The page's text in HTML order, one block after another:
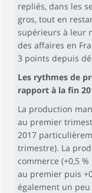
repliés, dans les
gros, tout en
supérieurs à leur
des affaires en
3 points depuis
Les rythmes de
rapport à la fin
La production
au premier
2017
trimestre). La
commerce (+0,5
au premier puis
également un